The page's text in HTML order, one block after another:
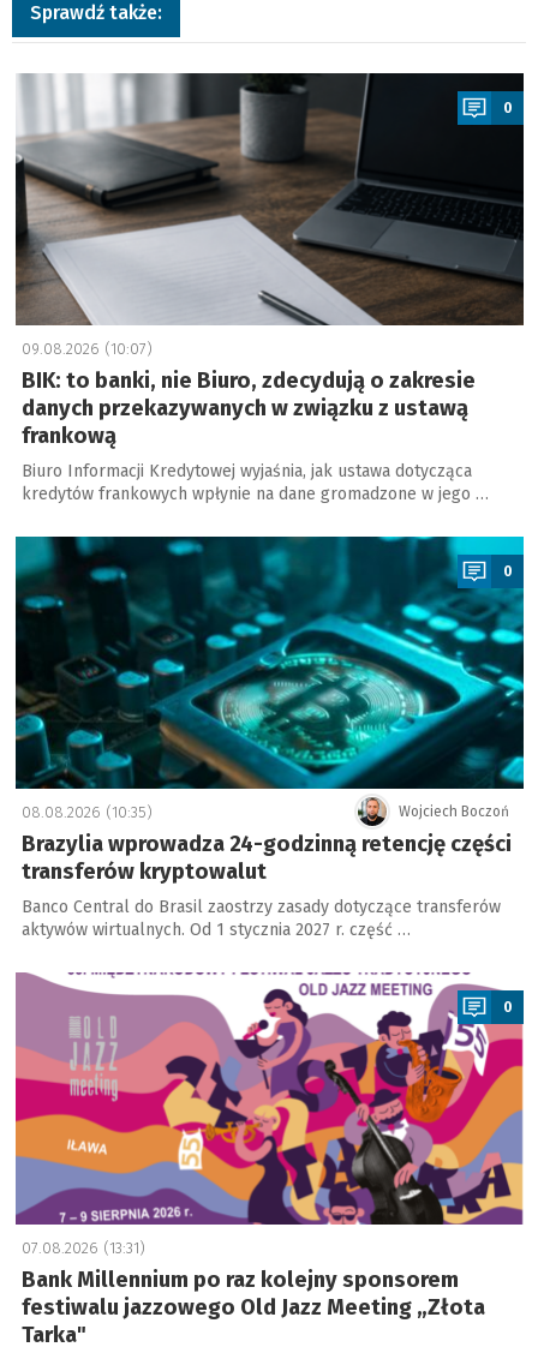
Sprawdź także:
a
0
09.08.2026 (10:07)
BIK: to banki, nie Biuro, zdecydują o zakresie
danych przekazywanych w związku z ustawą
frankową
Biuro Informacji Kredytowej wyjaśnia, jak ustawa dotycząca
kredytów frankowych wpłynie na dane gromadzone w jego …
a
0
Wojciech Boczoń
08.08.2026 (10:35)
Brazylia wprowadza 24-godzinną retencję części
transferów kryptowalut
Banco Central do Brasil zaostrzy zasady dotyczące transferów
aktywów wirtualnych. Od 1 stycznia 2027 r. część …
a
0
07.08.2026 (13:31)
Bank Millennium po raz kolejny sponsorem
festiwalu jazzowego Old Jazz Meeting „Złota
Tarka"